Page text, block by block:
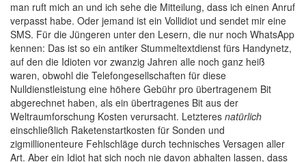
man ruft mich an und ich sehe die Mitteilung, dass ich einen Anruf
verpasst habe. Oder jemand ist ein Vollidiot und sendet mir eine
SMS. Für die Jüngeren unter den Lesern, die nur noch WhatsApp
kennen: Das ist so ein antiker Stummeltextdienst fürs Handynetz,
auf den die Idioten vor zwanzig Jahren alle noch ganz heiß
waren, obwohl die Telefongesellschaften für diese
Nulldienstleistung eine höhere Gebühr pro übertragenem Bit
abgerechnet haben, als ein übertragenes Bit aus der
Weltraumforschung Kosten verursacht. Letzteres natürlich
einschließlich Raketenstartkosten für Sonden und
zigmillionenteure Fehlschläge durch technisches Versagen aller
Art. Aber ein Idiot hat sich noch nie davon abhalten lassen, dass